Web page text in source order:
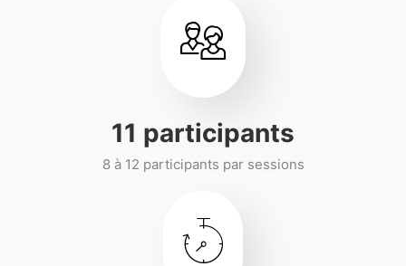
12 participants
8 à 12 participants par sessions